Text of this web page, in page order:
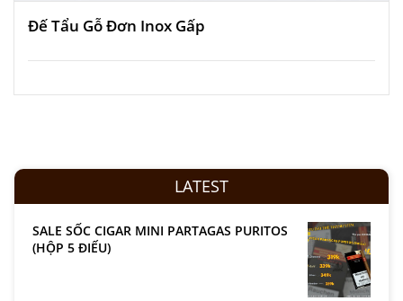
Đế Tẩu Gỗ Đơn Inox Gấp
LATEST
SALE SỐC CIGAR MINI PARTAGAS PURITOS
(HỘP 5 ĐIẾU)